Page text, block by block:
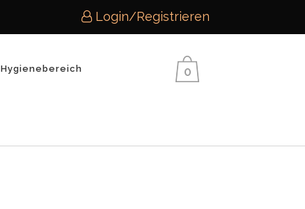
Login/Registrieren
0
Hygienebereich